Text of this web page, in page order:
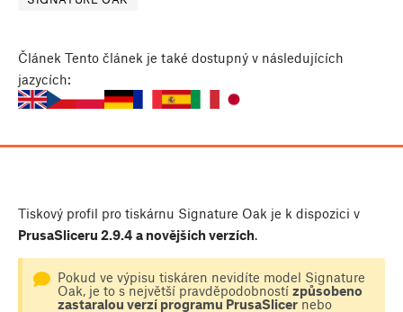
Článek Tento článek je také dostupný v následujících
jazycích:
Tiskový profil pro tiskárnu Signature Oak je k dispozici v
PrusaSliceru 2.9.4 a novějších verzích.
Pokud ve výpisu tiskáren nevidíte model Signature
Oak, je to s největší pravděpodobností způsobeno
zastaralou verzí programu PrusaSlicernebo